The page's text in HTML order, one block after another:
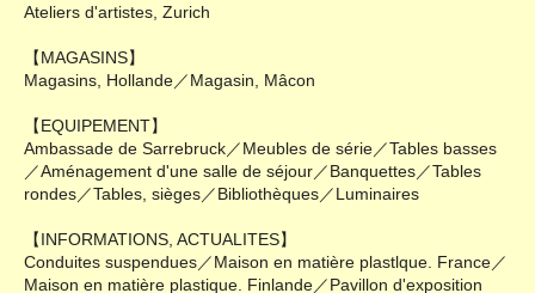
Ateliers d'artistes, Zurich
【MAGASINS】
Magasins, Hollande／Magasin, Mâcon
【EQUIPEMENT】
Ambassade de Sarrebruck／Meubles de série／Tables basses
／Aménagement d'une salle de séjour／Banquettes／Tables
rondes／Tables, sièges／Bibliothèques／Luminaires
【INFORMATIONS, ACTUALITES】
Conduites suspendues／Maison en matière plastlque. France／
Maison en matière plastique. Finlande／Pavillon d'exposition